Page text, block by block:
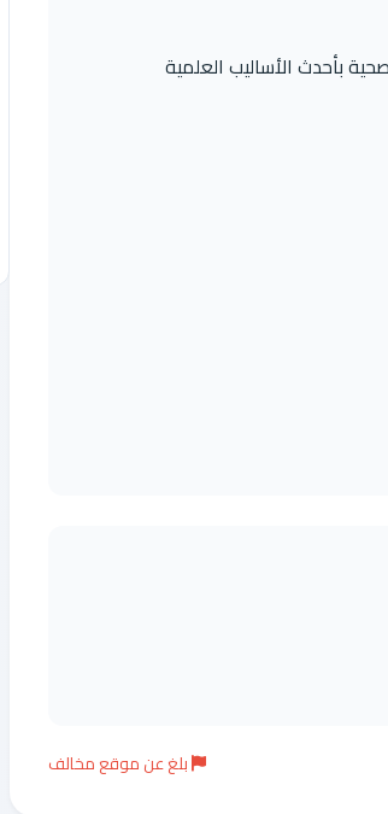
بأحدث الأساليب العلمية
بلغ عن موقع مخالف